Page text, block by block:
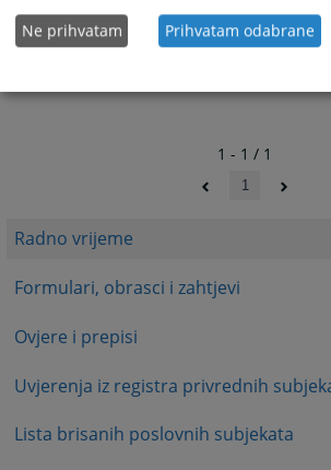
Radno vrijeme
Formulari, obrasci i zahtjevi
Ovjere i prepisi
Uvjerenja iz registra privrednih
Lista brisanih poslovnih subjekata
1 - 1 / 1
1
Ne prihvatam Prihvatam odabrane